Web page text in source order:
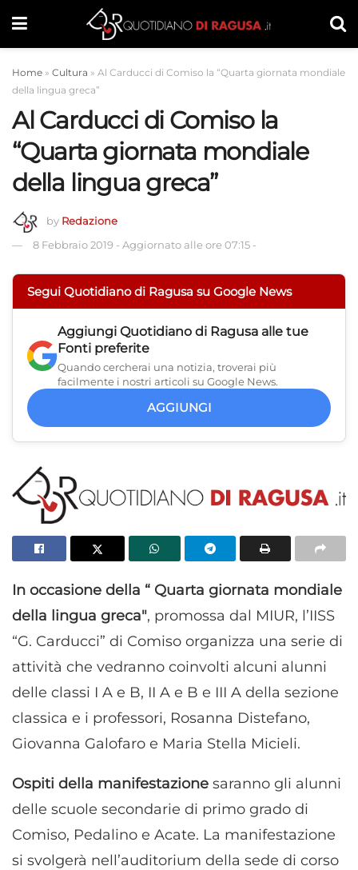
Home » Cultura » Al Carducci di Comiso la “Quarta giornata mondiale
della lingua greca”
Al Carducci di Comiso la
“Quarta giornata mondiale
della lingua greca”
by Redazione
8 Febbraio 2019 - Aggiornato alle ore 07:15 -
Segui Quotidiano di Ragusa su Google News
Aggiungi Quotidiano di Ragusa alle tue
Fonti preferite
Quando cercherai una notizia, troverai più
facilmente i nostri articoli su Google News.
AGGIUNGI
In occasione della “ Quarta giornata mondiale
della lingua greca", promossa dal MIUR, l’IISS
“G. Carducci” di Comiso organizza una serie di
attività che vedranno coinvolti alcuni alunni
delle classi I A e B, II A e B e III A della sezione
classica e i professori, Rosanna Distefano,
Giovanna Galofaro e Maria Stella Micieli.
Ospiti della manifestazione saranno gli alunni
delle scuole secondarie di primo grado di
Comiso, Pedalino e Acate. La manifestazione
si svolgerà nell’auditorium della sede di corso